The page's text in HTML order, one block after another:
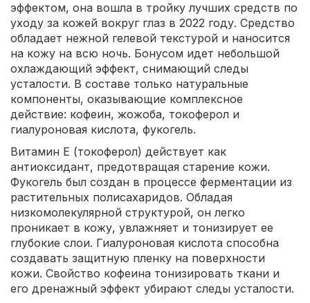
эффектом, она вошла в тройку лучших средств по
уходу за кожей вокруг глаз в 2022 году. Средство
обладает нежной гелевой текстурой и наносится
на кожу на всю ночь. Бонусом идет небольшой
охлаждающий эффект, снимающий следы
усталости. В составе только натуральные
компоненты, оказывающие комплексное
действие: кофеин, жожоба, токоферол и
гиалуроновая кислота, фукогель.
Витамин Е (токоферол) действует как
антиоксидант, предотвращая старение кожи.
Фукогель был создан в процессе ферментации из
растительных полисахаридов. Обладая
низкомолекулярной структурой, он легко
проникает в кожу, увлажняет и тонизирует ее
глубокие слои. Гиалуроновая кислота способна
создавать защитную пленку на поверхности
кожи. Свойство кофеина тонизировать ткани и
его дренажный эффект убирают следы усталости.